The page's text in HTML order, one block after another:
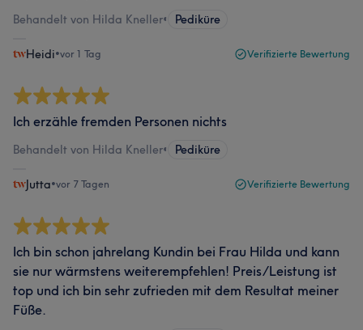
Behandelt von Hilda Kneller• Pediküre
Heidi•vor 1 Tag Verifizierte Bewertung
Ich erzähle fremden Personen nichts
Behandelt von Hilda Kneller• Pediküre
Jutta•vor 7 Tagen Verifizierte Bewertung
Ich bin schon jahrelang Kundin bei Frau Hilda und kann
sie nur wärmstens weiterempfehlen! Preis/Leistung ist
top und ich bin sehr zufrieden mit dem Resultat meiner
Füße.